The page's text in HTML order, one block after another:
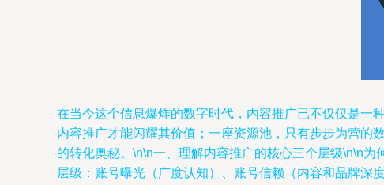
在当今这个信息爆炸的数字时代，内容推广已不仅仅是一
内容推广才能闪耀其价值；一座资源池，只有步步为营的
的转化奥秘。\n\n一、理解内容推广的核心三个层级\n\n
层级：账号曝光（广度认知）、账号信赖（内容和品牌深